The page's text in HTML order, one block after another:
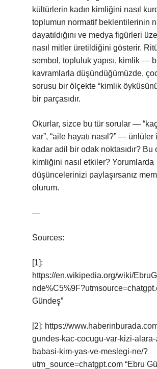
kültürlerin kadın kimliğini nasıl
toplumun normatif beklentilerinin
dayatıldığını ve medya figürleri
nasıl mitler üretildiğini gösterir.
sembol, topluluk yapısı, kimlik —
kavramlarla düşündüğümüzde,
sorusu bir ölçekte “kimlik
bir parçasıdır.
Okurlar, sizce bu tür sorular —
var”, “aile hayatı nasıl?” — ünlüler
kadar adil bir odak noktasıdır? Bu
kimliğini nasıl etkiler? Yorumlarda
düşüncelerinizi paylaşırsanız
olurum.
—
Sources:
[1]:
https://en.wikipedia.org/wiki/
Gündeş”
[2]: https://
gundes-kac-cocugu-var-kizi-
babasi-kim-yas-ve-meslegi-ne/?
utm_source=chatgpt.com “Ebru